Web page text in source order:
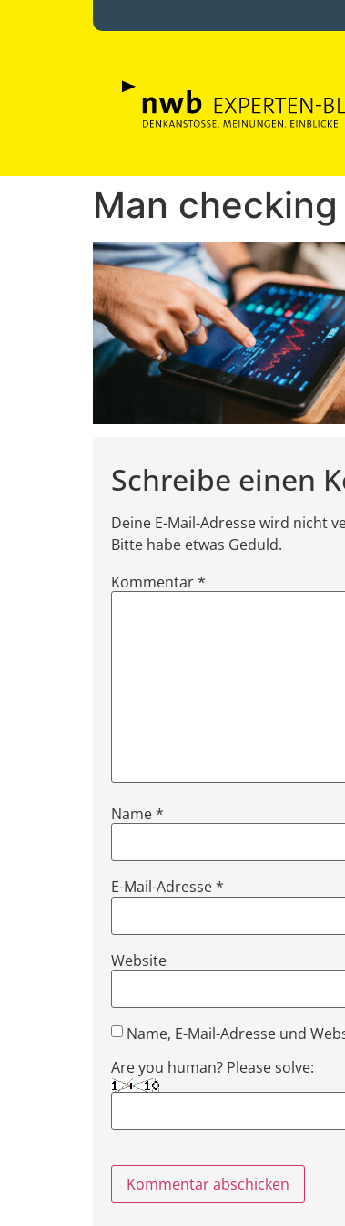
Man
Schreibe einen
Deine E-Mail-Adresse wird nicht
Bitte habe etwas Geduld.
Kommentar*
Name*
E-Mail-Adresse*
Website
Name, E-Mail-Adresse und
Are you human? Please solve: